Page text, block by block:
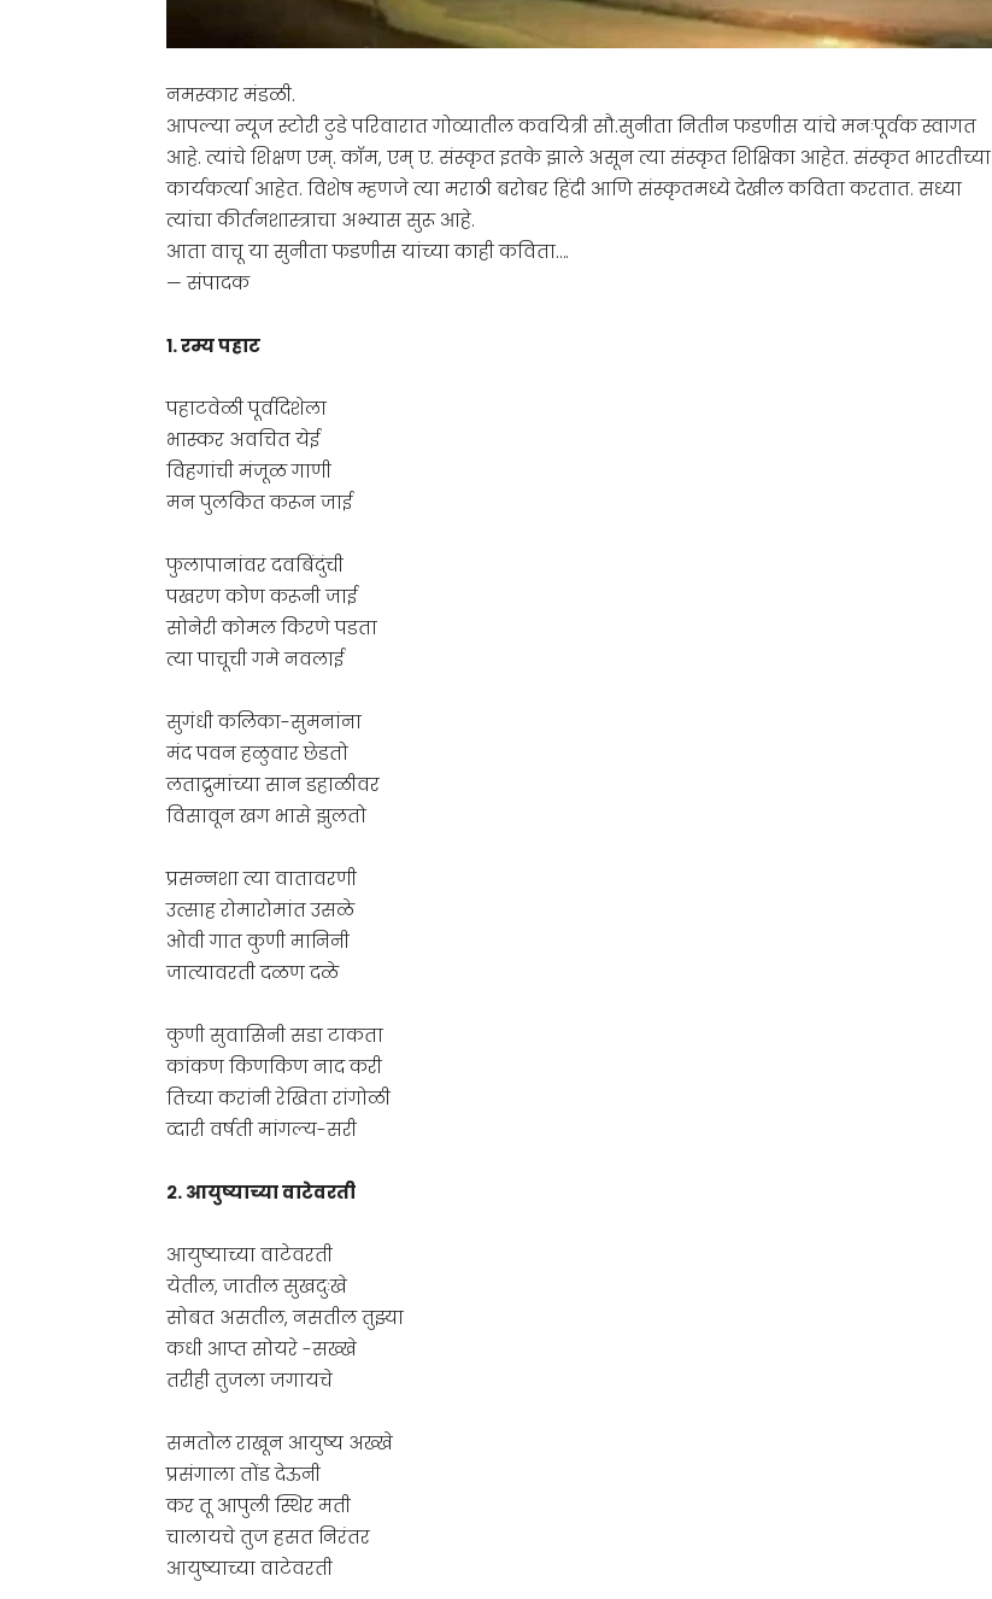
नमस्कार मंडळी.
आपल्या न्यूज स्टोरी टुडे परिवारात गोव्यातील कवयित्री सौ.सुनीता नितीन फडणीस यांचे मनःपूर्वक स्वागत
आहे. त्यांचे शिक्षण एम्. कॉम, एम् ए. संस्कृत इतके झाले असून त्या संस्कृत शिक्षिका आहेत. संस्कृत भारतीच्या
कार्यकर्त्या आहेत. विशेष म्हणजे त्या मराठी बरोबर हिंदी आणि संस्कृतमध्ये देखील कविता करतात. सध्या
त्यांचा कीर्तनशास्त्राचा अभ्यास सुरू आहे.
आता वाचू या सुनीता फडणीस यांच्या काही कविता….
— संपादक
१. रम्य पहाट
पहाटवेळी पूर्वदिशेला
भास्कर अवचित येई
विहगांची मंजूळ गाणी
मन पुलकित करून जाई
फुलापानांवर दवबिंदुंची
पखरण कोण करूनी जाई
सोनेरी कोमल किरणे पडता
त्या पाचूची गमे नवलाई
सुगंधी कलिका-सुमनांना
मंद पवन हळुवार छेडतो
लताद्रुमांच्या सान डहाळीवर
विसावून खग भासे झुलतो
प्रसन्नशा त्या वातावरणी
उत्साह रोमारोमांत उसळे
ओवी गात कुणी मानिनी
जात्यावरती दळण दळे
कुणी सुवासिनी सडा टाकता
कांकण किणकिण नाद करी
तिच्या करांनी रेखिता रांगोळी
व्दारी वर्षती मांगल्य-सरी
२. आयुष्याच्या वाटेवरती
आयुष्याच्या वाटेवरती
येतील, जातील सुखदुःखे
सोबत असतील, नसतील तुझ्या
कधी आप्त सोयरे -सख्खे
तरीही तुजला जगायचे
समतोल राखून आयुष्य अख्खे
प्रसंगाला तोंड देऊनी
कर तू आपुली स्थिर मती
चालायचे तुज हसत निरंतर
आयुष्याच्या वाटेवरती